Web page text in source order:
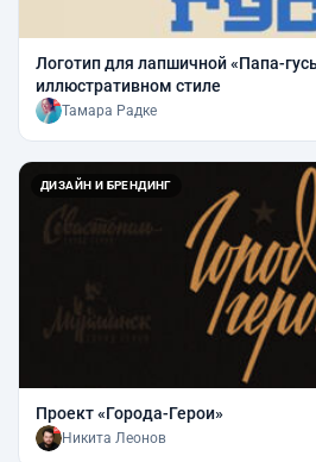
Логотип для лапшичной «Папа-
иллюстративном стиле
Тамара Радке
ДИЗАЙН И БРЕНДИНГ
Проект «Города-Герои»
Никита Леонов